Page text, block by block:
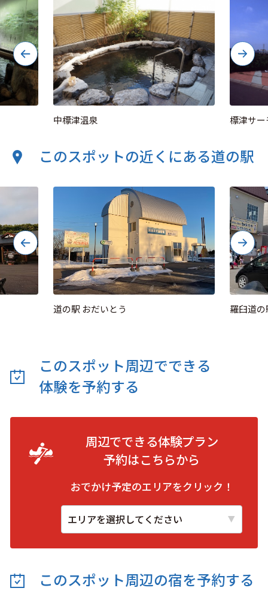
中標津温泉 標津サ
このスポットの近くにある道の駅
道の駅 おだいとう 羅臼道
このスポット周辺でできる
体験を予約する
周辺でできる体験プラン
予約はこちらから
おでかけ予定のエリアをクリック！
このスポット周辺の宿を予約する